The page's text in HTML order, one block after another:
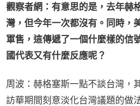
觀察者網：有意思的是，去年赫
灣，但今年一次都沒有。同時，
軍售，這傳遞了一個什麼樣的信
國代表又有什麼反應呢？
周波：赫格塞斯一點不談台灣，
訪華期間刻意淡化台灣議題的做